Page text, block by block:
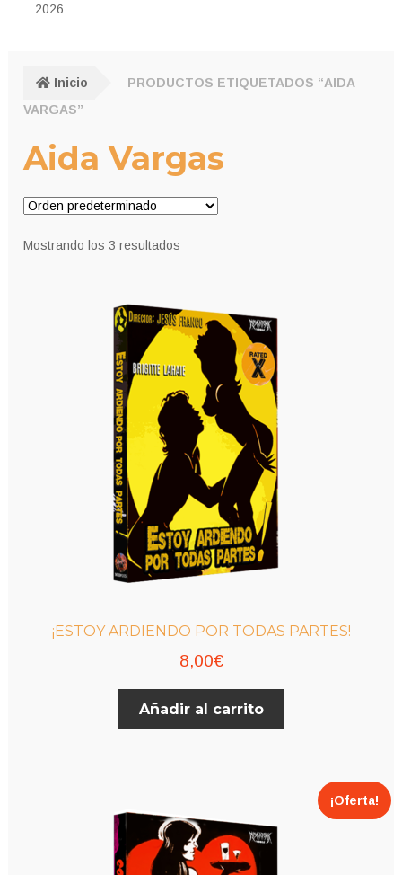
2026
Inicio
PRODUCTOS ETIQUETADOS “AIDA
VARGAS”
Aida Vargas
Mostrando los 3 resultados
¡ESTOY ARDIENDO POR TODAS PARTES!
8,00€
Añadir al carrito
¡Oferta!